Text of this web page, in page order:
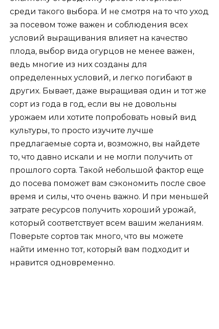
среди такого выбора. И не смотря на то что уход
за посевом тоже важен и соблюдения всех
условий выращивания влияет на качество
плода, выбор вида огурцов не менее важен,
ведь многие из них созданы для
определенных условий, и легко погибают в
других. Бывает, даже выращивая один и тот же
сорт из года в год, если вы не довольны
урожаем или хотите попробовать новый вид
культуры, то просто изучите лучше
предлагаемые сорта и, возможно, вы найдете
то, что давно искали и не могли получить от
прошлого сорта. Такой небольшой фактор еще
до посева поможет вам сэкономить после свое
время и силы, что очень важно. И при меньшей
затрате ресурсов получить хороший урожай,
который соответствует всем вашим желаниям.
Поверьте сортов так много, что вы можете
найти именно тот, который вам подходит и
нравится одновременно.